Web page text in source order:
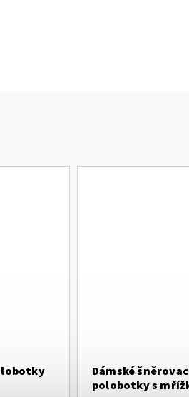
Dámské
polobotky s